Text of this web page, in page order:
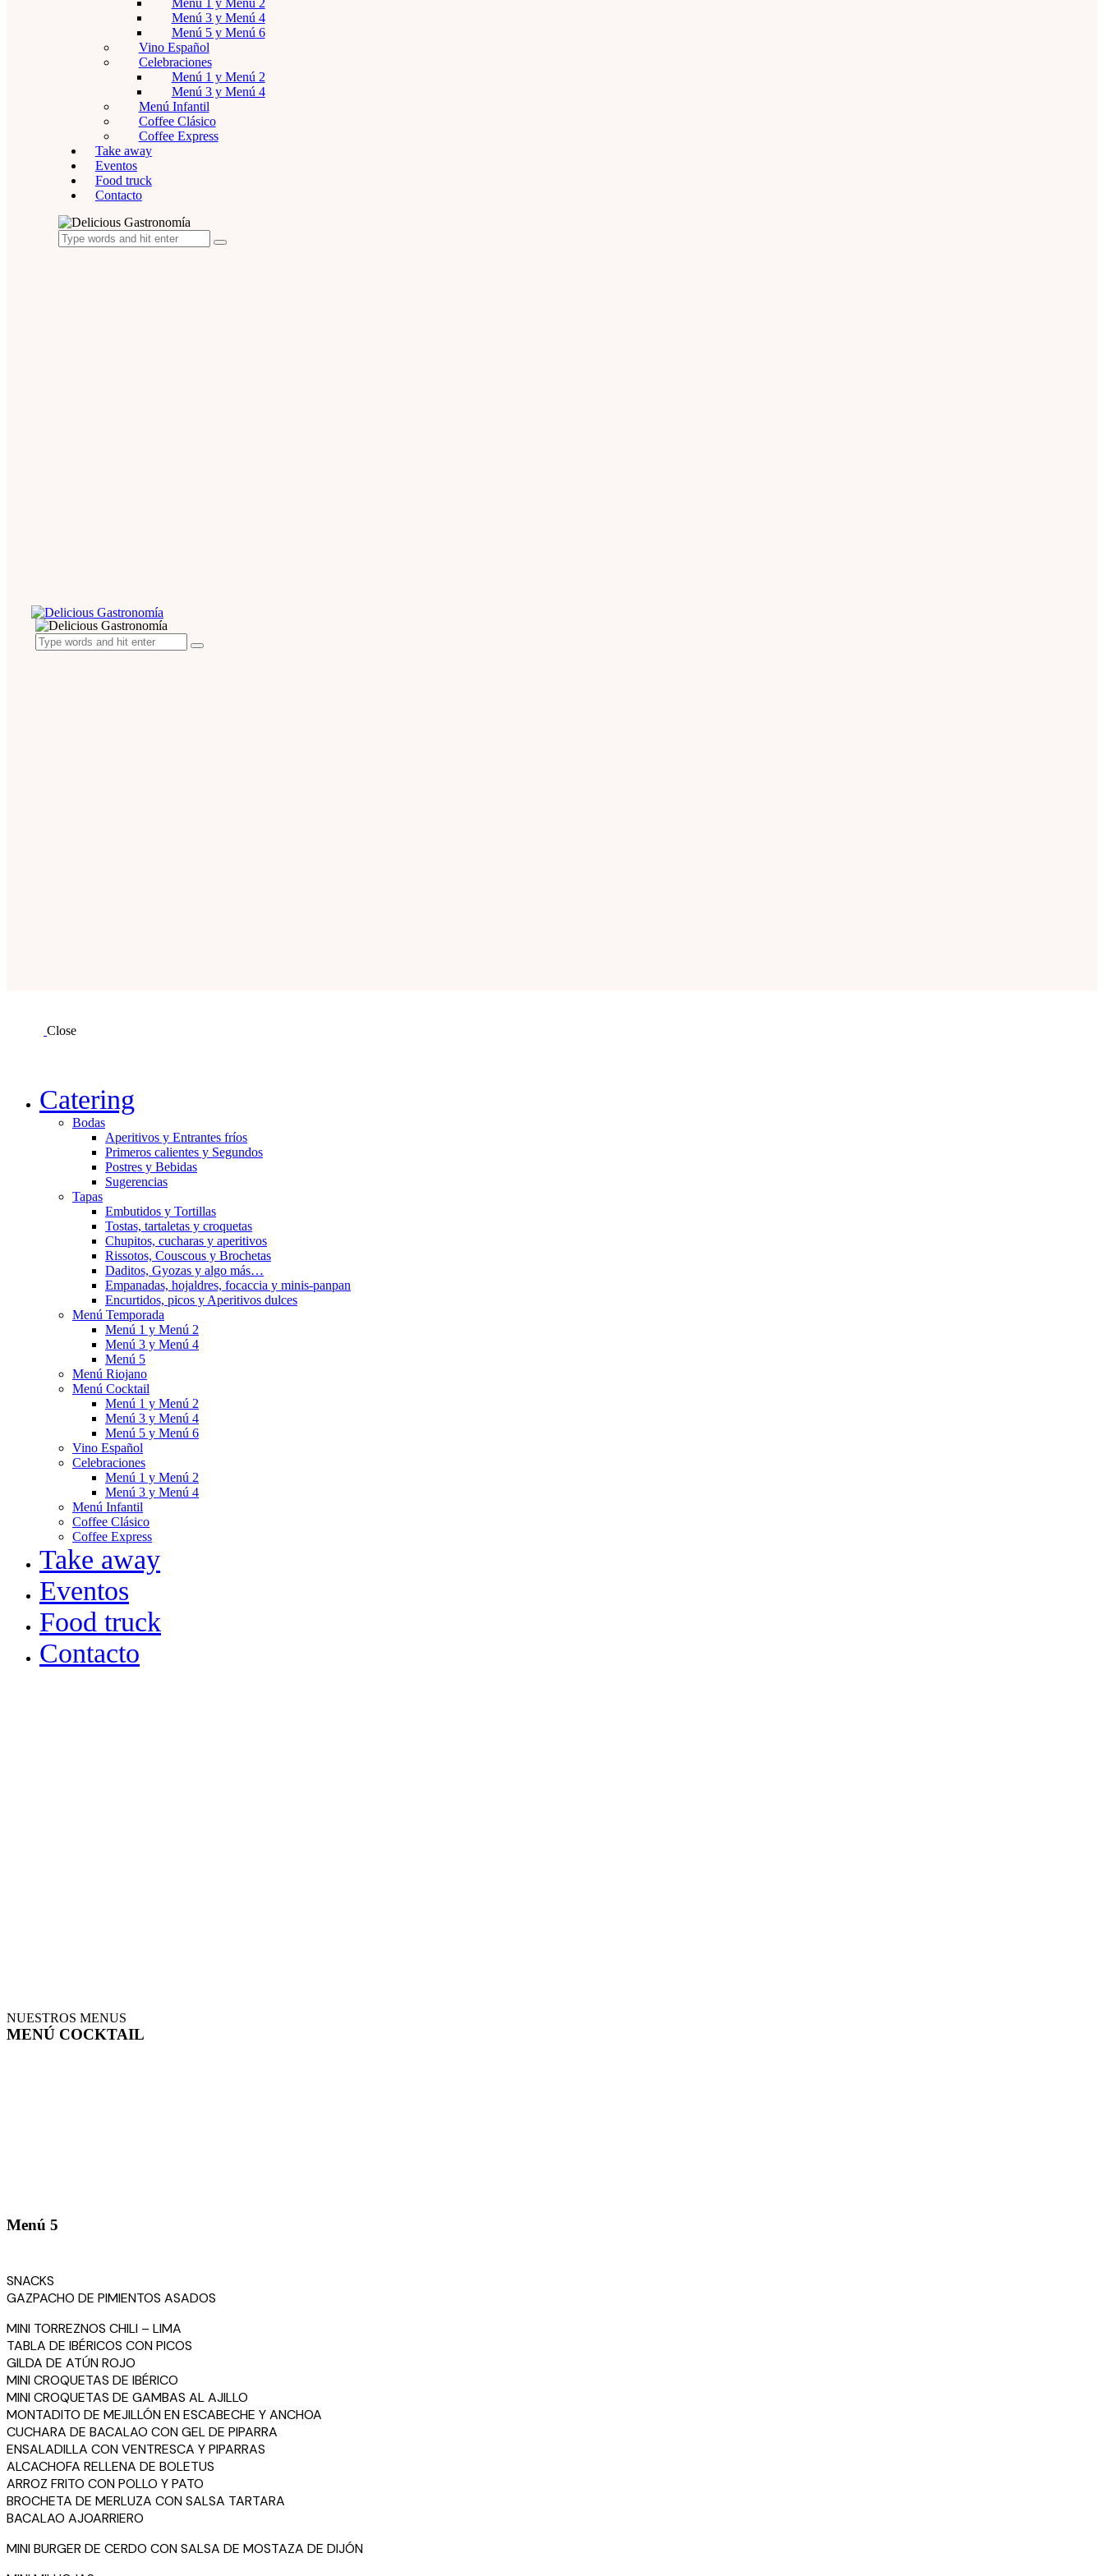
Menú 1 y Menú 2
Menú 3 y Menú 4
Menú 5 y Menú 6
Vino Español
Celebraciones
Menú 1 y Menú 2
Menú 3 y Menú 4
Menú Infantil
Coffee Clásico
Coffee Express
Take away
Eventos
Food truck
Contacto
Close
Catering
Bodas
Aperitivos y Entrantes fríos
Primeros calientes y Segundos
Postres y Bebidas
Sugerencias
Tapas
Embutidos y Tortillas
Tostas, tartaletas y croquetas
Chupitos, cucharas y aperitivos
Rissotos, Couscous y Brochetas
Daditos, Gyozas y algo más…
Empanadas, hojaldres, focaccia y minis-panpan
Encurtidos, picos y Aperitivos dulces
Menú Temporada
Menú 1 y Menú 2
Menú 3 y Menú 4
Menú 5
Menú Riojano
Menú Cocktail
Menú 1 y Menú 2
Menú 3 y Menú 4
Menú 5 y Menú 6
Vino Español
Celebraciones
Menú 1 y Menú 2
Menú 3 y Menú 4
Menú Infantil
Coffee Clásico
Coffee Express
Take away
Eventos
Food truck
Contacto
NUESTROS MENUS
MENÚ COCKTAIL
Menú 5
SNACKS
GAZPACHO DE PIMIENTOS ASADOS
MINI TORREZNOS CHILI – LIMA
TABLA DE IBÉRICOS CON PICOS
GILDA DE ATÚN ROJO
MINI CROQUETAS DE IBÉRICO
MINI CROQUETAS DE GAMBAS AL AJILLO
MONTADITO DE MEJILLÓN EN ESCABECHE Y ANCHOA
CUCHARA DE BACALAO CON GEL DE PIPARRA
ENSALADILLA CON VENTRESCA Y PIPARRAS
ALCACHOFA RELLENA DE BOLETUS
ARROZ FRITO CON POLLO Y PATO
BROCHETA DE MERLUZA CON SALSA TARTARA
BACALAO AJOARRIERO
MINI BURGER DE CERDO CON SALSA DE MOSTAZA DE DIJÓN